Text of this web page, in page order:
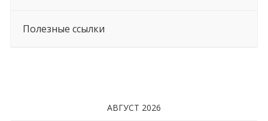
Полезные ссылки
АВГУСТ 2026